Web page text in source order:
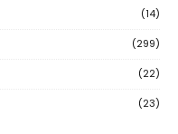
(14)
(299)
(22)
(23)